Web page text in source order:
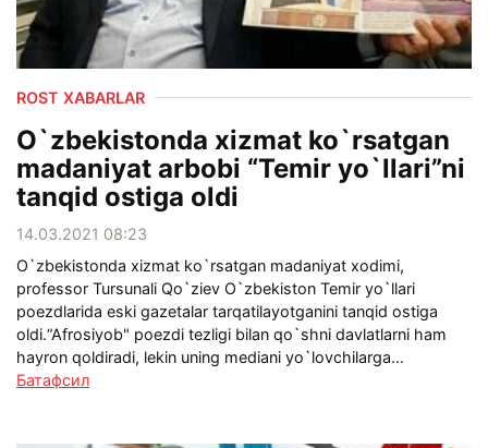
ROST XABARLAR
O`zbekistonda xizmat ko`rsatgan
madaniyat arbobi “Temir yo`llari”ni
tanqid ostiga oldi
14.03.2021 08:23
O`zbekistonda xizmat ko`rsatgan madaniyat xodimi,
professor Tursunali Qo`ziev O`zbekiston Temir yo`llari
poezdlarida eski gazetalar tarqatilayotganini tanqid ostiga
oldi.“Afrosiyob" poezdi tezligi bilan qo`shni davlatlarni ham
hayron qoldiradi, lekin uning mediani yo`lovchilarga...
Батафсил